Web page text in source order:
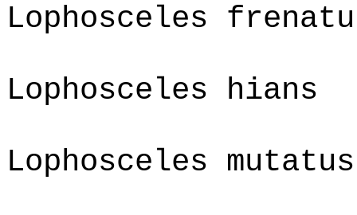
Lophosceles
Lophosceles hians
Lophosceles mutatus